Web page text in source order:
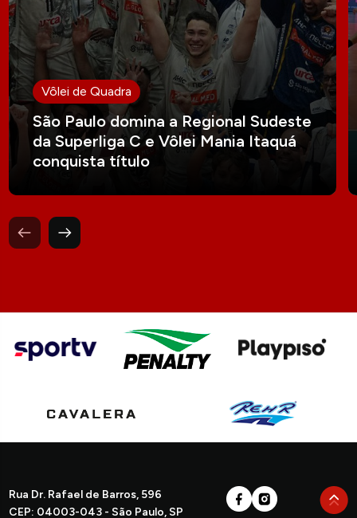
Vôlei de Quadra
São Paulo domina a Regional Sudeste
da Superliga C e Vôlei Mania Itaquá
conquista título
Rua Dr. Rafael de Barros, 596
CEP: 04003-043 - São Paulo, SP